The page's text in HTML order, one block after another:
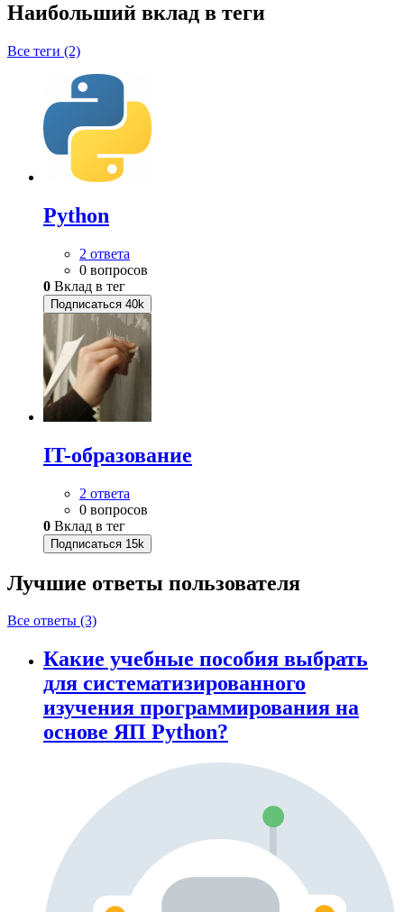
Наибольший вклад в теги
Все теги (2)
Python
2 ответа
0 вопросов
0 Вклад в тег
Подписаться 40k
IT-образование
2 ответа
0 вопросов
0 Вклад в тег
Подписаться 15k
Лучшие ответы пользователя
Все ответы (3)
Какие учебные пособия выбрать
для систематизированного
изучения программирования на
основе ЯП Python?